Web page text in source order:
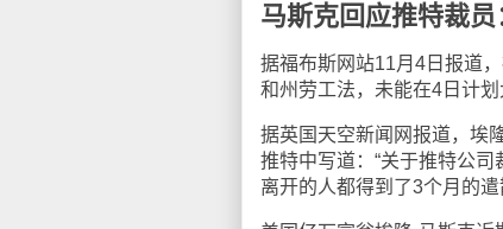
马斯克回应推特裁
据福布斯网站11月4日报道
和州劳工法，未能在4日计
据英国天空新闻网报道，埃
推特中写道：“关于推特公
离开的人都得到了3个月的